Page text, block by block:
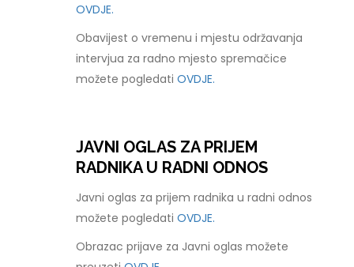
OVDJE.
Obavijest o vremenu i mjestu održavanja
intervjua za radno mjesto spremačice
možete pogledatiOVDJE.
JAVNI OGLAS ZA PRIJEM
RADNIKA U RADNI ODNOS
Javni oglas za prijem radnika u radni odnos
možete pogledatiOVDJE.
Obrazac prijave za Javni oglas možete